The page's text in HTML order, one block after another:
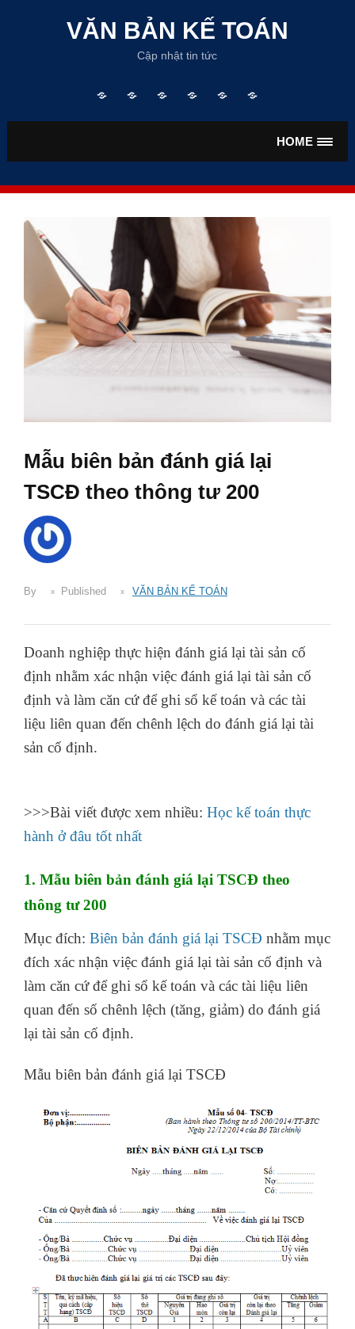
content
VĂN BẢN KẾ TOÁN
Cập nhật tin tức
chủ
VẤN
BẢN
BẢN
LƯƠNGHIỂM
HOME
Mẫu biên bản đánh giá lại
TSCĐ theo thông tư 200
By Published VĂN BẢN KẾ TOÁN
Doanh nghiệp thực hiện đánh giá lại tài sản cố
định nhằm xác nhận việc đánh giá lại tài sản cố
định và làm căn cứ để ghi sổ kế toán và các tài
liệu liên quan đến chênh lệch do đánh giá lại tài
sản cố định.
>>>Bài viết được xem nhiều: Học kế toán thực
hành ở đâu tốt nhất
1. Mẫu biên bản đánh giá lại TSCĐ theo
thông tư 200
Mục đích: Biên bản đánh giá lại TSCĐ nhằm mục
đích xác nhận việc đánh giá lại tài sản cố định và
làm căn cứ để ghi sổ kế toán và các tài liệu liên
quan đến số chênh lệch (tăng, giảm) do đánh giá
lại tài sản cố định.
Mẫu biên bản đánh giá lại TSCĐ